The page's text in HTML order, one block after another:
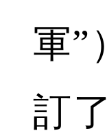
軍”
訂